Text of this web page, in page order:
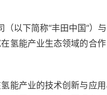
以下简称“丰田中国”）
氢能产业生态领域的合
能产业的技术创新与应